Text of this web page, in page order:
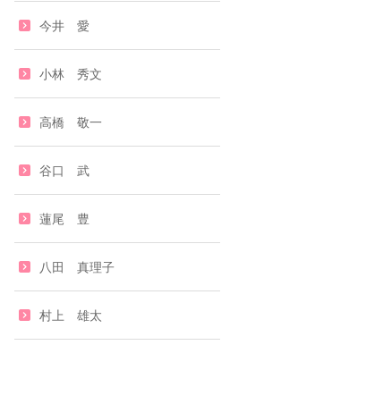
今井 愛
小林 秀文
高橋 敬一
谷口 武
蓮尾 豊
八田 真理子
村上 雄太